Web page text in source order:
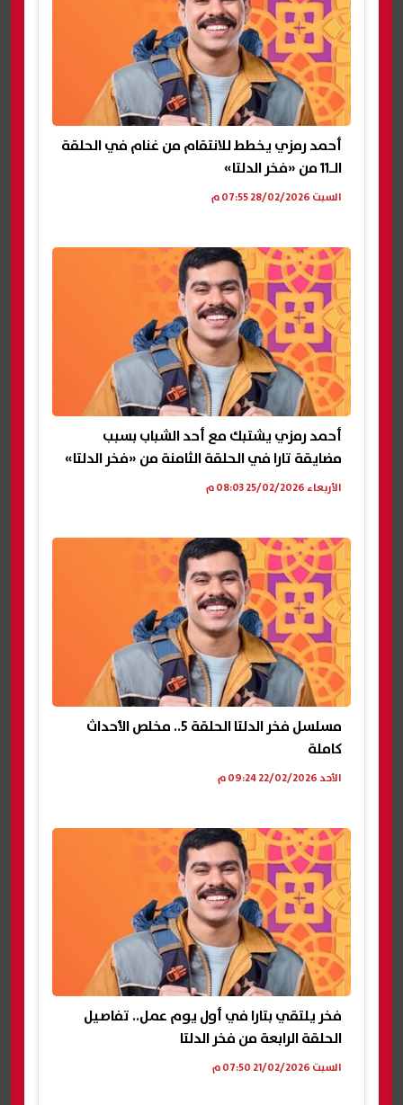
أحمد رمزي يخطط للانتقام من غنام في الحلقة
الـ11 من «فخر الدلتا»
السبت 28/02/2026 07:55 م
أحمد رمزي يشتبك مع أحد الشباب بسبب
مضايقة تارا في الحلقة الثامنة من «فخر الدلتا»
الأربعاء 25/02/2026 08:03 م
مسلسل فخر الدلتا الحلقة 5.. مخلص الأحداث
كاملة
الأحد 22/02/2026 09:24 م
فخر يلتقي بتارا في أول يوم عمل.. تفاصيل
الحلقة الرابعة من فخر الدلتا
السبت 21/02/2026 07:50 م